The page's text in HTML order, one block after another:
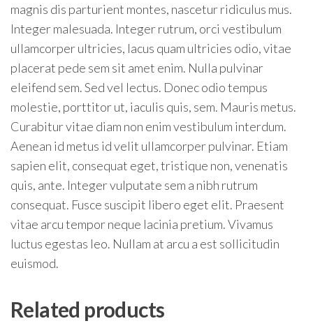
magnis dis parturient montes, nascetur ridiculus mus.
Integer malesuada. Integer rutrum, orci vestibulum
ullamcorper ultricies, lacus quam ultricies odio, vitae
placerat pede sem sit amet enim. Nulla pulvinar
eleifend sem. Sed vel lectus. Donec odio tempus
molestie, porttitor ut, iaculis quis, sem. Mauris metus.
Curabitur vitae diam non enim vestibulum interdum.
Aenean id metus id velit ullamcorper pulvinar. Etiam
sapien elit, consequat eget, tristique non, venenatis
quis, ante. Integer vulputate sem a nibh rutrum
consequat. Fusce suscipit libero eget elit. Praesent
vitae arcu tempor neque lacinia pretium. Vivamus
luctus egestas leo. Nullam at arcu a est sollicitudin
euismod.
Related products